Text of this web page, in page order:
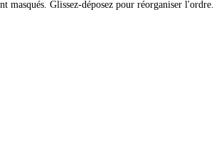
masqués. Glissez-déposez pour réorganiser l'ordre.